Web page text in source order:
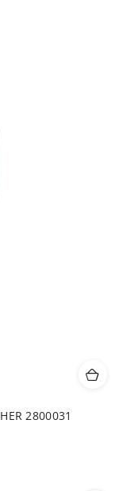
2800031